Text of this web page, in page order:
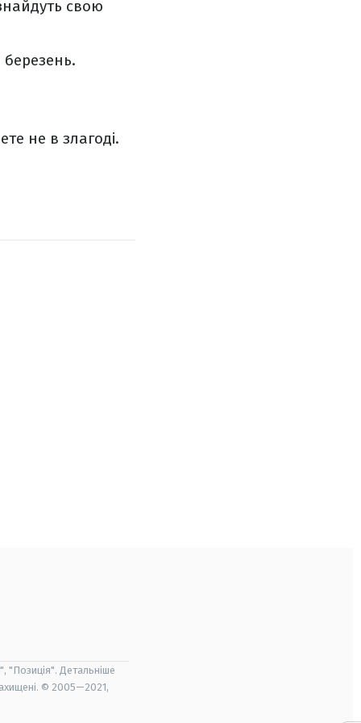
свою
не в злагоді.
"Позиція". Детальніше
© 2005—2021,